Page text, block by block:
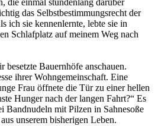
die einmal stundenlang darüber
das Selbstbestimmungsrecht der
ich sie kennenlernte, lebte sie in
Schlafplatz auf meinem Weg nach
Bauernhöfe anschauen.
ihrer Wohngemeinschaft. Eine
Frau öffnete die Tür zu einer hellen
Hunger nach der langen Fahrt?“ Es
Bandnudeln mit Pilzen in Sahnesoße
unserem bisherigen Leben.